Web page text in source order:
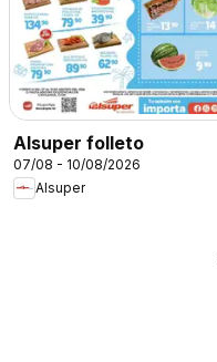
Alsuper folleto
07/08 - 10/08/2026
Alsuper